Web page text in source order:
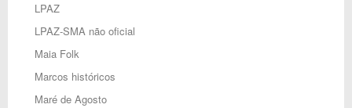
LPAZ
LPAZ-SMA não oficial
Maia Folk
Marcos históricos
Maré de Agosto